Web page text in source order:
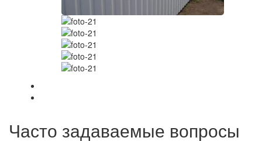
Часто задаваемые вопросы